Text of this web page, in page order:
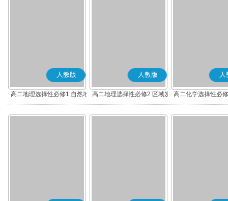
人教版
高二地理选择性必修1 自然地
理基础
人教版
高二地理选择性必修2 区域发
展
人
高二化学选择性必
应原理